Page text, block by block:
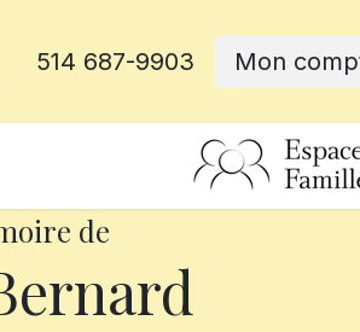
514 687-9903 Mon
de